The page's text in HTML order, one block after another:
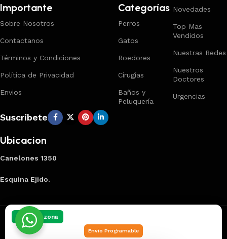
Elegí tu zona
Envio Programable
Importante
Sobre Nosotros
Contactanos
Términos y Condiciones
Política de Privacidad
Envios
Categorías
Perros
Gatos
Roedores
Cirugías
Baños y
Peluquería
Novedades
Top Mas
Vendidos
Nuestras Redes
Nuestros
Doctores
Urgencias
Suscríbete
Ubicacion
Canelones 1350
Esquina Ejido.
Creado por